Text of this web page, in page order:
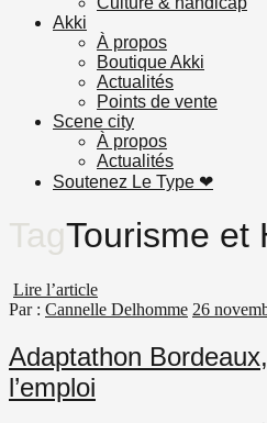
Akki
À propos
Boutique Akki
Actualités
Points de vente
Scene city
À propos
Actualités
Soutenez Le Type ❤︎
TagTourisme et
Lire l’article
Par : Cannelle Delhomme 26
Adaptathon
l’emploi